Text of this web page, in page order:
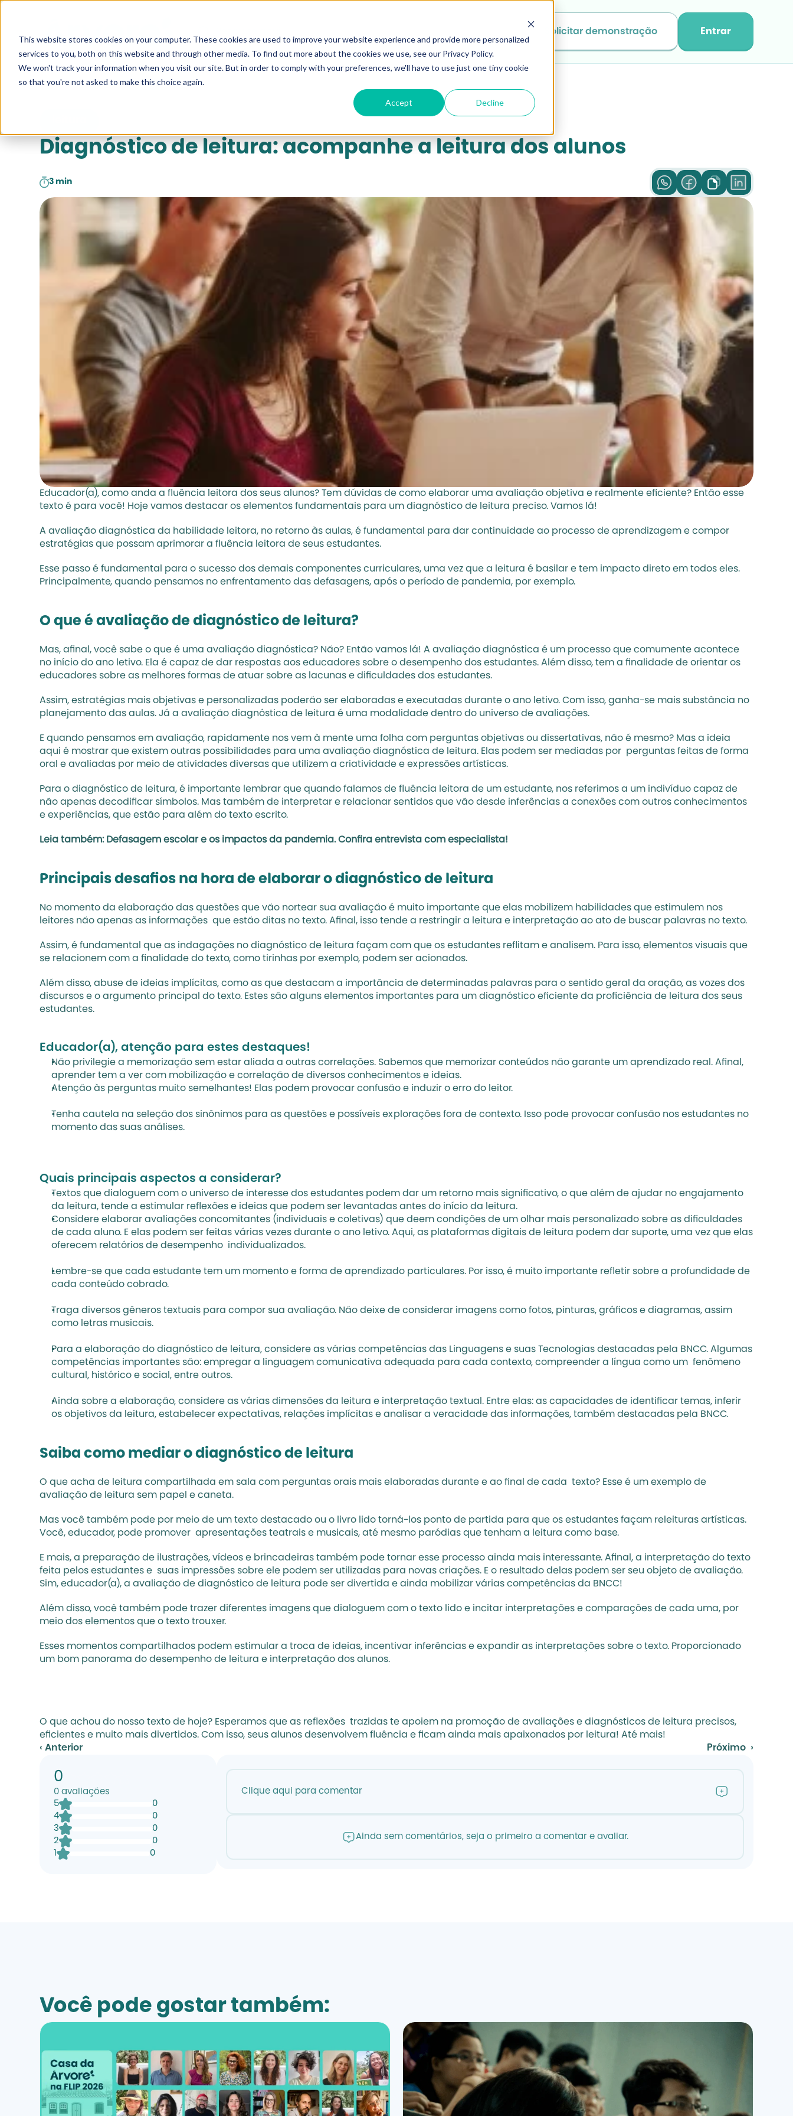
This website stores cookies on your computer. These cookies are used to improve your website experience and provide more personalized
services to you, both on this website and through other media. To find out more about the cookies we use, see our Privacy Policy.
We won't track your information when you visit our site. But in order to comply with your preferences, we'll have to use just one tiny cookie
so that you're not asked to make this choice again.
Accept Decline
Solicitar demonstração Entrar
Diagnóstico de leitura: acompanhe a leitura dos alunos
3 min
Educador(a), como anda a fluência leitora dos seus alunos? Tem dúvidas de como elaborar uma avaliação objetiva e realmente eficiente? Então esse
texto é para você! Hoje vamos destacar os elementos fundamentais para um diagnóstico de leitura preciso. Vamos lá!
A avaliação diagnóstica da habilidade leitora, no retorno às aulas, é fundamental para dar continuidade ao processo de aprendizagem e compor
estratégias que possam aprimorar a fluência leitora de seus estudantes.
Esse passo é fundamental para o sucesso dos demais componentes curriculares, uma vez que a leitura é basilar e tem impacto direto em todos eles.
Principalmente, quando pensamos no enfrentamento das defasagens, após o período de pandemia, por exemplo.
O que é avaliação de diagnóstico de leitura?
Mas, afinal, você sabe o que é uma avaliação diagnóstica? Não? Então vamos lá! A avaliação diagnóstica é um processo que comumente acontece
no início do ano letivo. Ela é capaz de dar respostas aos educadores sobre o desempenho dos estudantes. Além disso, tem a finalidade de orientar os
educadores sobre as melhores formas de atuar sobre as lacunas e dificuldades dos estudantes.
Assim, estratégias mais objetivas e personalizadas poderão ser elaboradas e executadas durante o ano letivo. Com isso, ganha-se mais substância no
planejamento das aulas. Já a avaliação diagnóstica de leitura é uma modalidade dentro do universo de avaliações.
E quando pensamos em avaliação, rapidamente nos vem à mente uma folha com perguntas objetivas ou dissertativas, não é mesmo? Mas a ideia
aqui é mostrar que existem outras possibilidades para uma avaliação diagnóstica de leitura. Elas podem ser mediadas por  perguntas feitas de forma
oral e avaliadas por meio de atividades diversas que utilizem a criatividade e expressões artísticas.
Para o diagnóstico de leitura, é importante lembrar que quando falamos de fluência leitora de um estudante, nos referimos a um indivíduo capaz de
não apenas decodificar símbolos. Mas também de interpretar e relacionar sentidos que vão desde inferências a conexões com outros conhecimentos
e experiências, que estão para além do texto escrito.
Leia também: Defasagem escolar e os impactos da pandemia. Confira entrevista com especialista!
Principais desafios na hora de elaborar o diagnóstico de leitura
No momento da elaboração das questões que vão nortear sua avaliação é muito importante que elas mobilizem habilidades que estimulem nos
leitores não apenas as informações  que estão ditas no texto. Afinal, isso tende a restringir a leitura e interpretação ao ato de buscar palavras no texto.
Assim, é fundamental que as indagações no diagnóstico de leitura façam com que os estudantes reflitam e analisem. Para isso, elementos visuais que
se relacionem com a finalidade do texto, como tirinhas por exemplo, podem ser acionados.
Além disso, abuse de ideias implícitas, como as que destacam a importância de determinadas palavras para o sentido geral da oração, as vozes dos
discursos e o argumento principal do texto. Estes são alguns elementos importantes para um diagnóstico eficiente da proficiência de leitura dos seus
estudantes.
Educador(a), atenção para estes destaques!
Não privilegie a memorização sem estar aliada a outras correlações. Sabemos que memorizar conteúdos não garante um aprendizado real. Afinal,
aprender tem a ver com mobilização e correlação de diversos conhecimentos e ideias.
Atenção às perguntas muito semelhantes! Elas podem provocar confusão e induzir o erro do leitor.
Tenha cautela na seleção dos sinônimos para as questões e possíveis explorações fora de contexto. Isso pode provocar confusão nos estudantes no
momento das suas análises.
Quais principais aspectos a considerar?
Textos que dialoguem com o universo de interesse dos estudantes podem dar um retorno mais significativo, o que além de ajudar no engajamento
da leitura, tende a estimular reflexões e ideias que podem ser levantadas antes do início da leitura.
Considere elaborar avaliações concomitantes (individuais e coletivas) que deem condições de um olhar mais personalizado sobre as dificuldades
de cada aluno. E elas podem ser feitas várias vezes durante o ano letivo. Aqui, as plataformas digitais de leitura podem dar suporte, uma vez que elas
oferecem relatórios de desempenho  individualizados.
Lembre-se que cada estudante tem um momento e forma de aprendizado particulares. Por isso, é muito importante refletir sobre a profundidade de
cada conteúdo cobrado.
Traga diversos gêneros textuais para compor sua avaliação. Não deixe de considerar imagens como fotos, pinturas, gráficos e diagramas, assim
como letras musicais.
Para a elaboração do diagnóstico de leitura, considere as várias competências das Linguagens e suas Tecnologias destacadas pela BNCC. Algumas
competências importantes são: empregar a linguagem comunicativa adequada para cada contexto, compreender a língua como um  fenômeno
cultural, histórico e social, entre outros.
Ainda sobre a elaboração, considere as várias dimensões da leitura e interpretação textual. Entre elas: as capacidades de identificar temas, inferir
os objetivos da leitura, estabelecer expectativas, relações implícitas e analisar a veracidade das informações, também destacadas pela BNCC.
Saiba como mediar o diagnóstico de leitura
O que acha de leitura compartilhada em sala com perguntas orais mais elaboradas durante e ao final de cada  texto? Esse é um exemplo de
avaliação de leitura sem papel e caneta.
Mas você também pode por meio de um texto destacado ou o livro lido torná-los ponto de partida para que os estudantes façam releituras artísticas.
Você, educador, pode promover  apresentações teatrais e musicais, até mesmo paródias que tenham a leitura como base.
E mais, a preparação de ilustrações, vídeos e brincadeiras também pode tornar esse processo ainda mais interessante. Afinal, a interpretação do texto
feita pelos estudantes e  suas impressões sobre ele podem ser utilizadas para novas criações. E o resultado delas podem ser seu objeto de avaliação.
Sim, educador(a), a avaliação de diagnóstico de leitura pode ser divertida e ainda mobilizar várias competências da BNCC!
Além disso, você também pode trazer diferentes imagens que dialoguem com o texto lido e incitar interpretações e comparações de cada uma, por
meio dos elementos que o texto trouxer.
Esses momentos compartilhados podem estimular a troca de ideias, incentivar inferências e expandir as interpretações sobre o texto. Proporcionado
um bom panorama do desempenho de leitura e interpretação dos alunos.
O que achou do nosso texto de hoje? Esperamos que as reflexões  trazidas te apoiem na promoção de avaliações e diagnósticos de leitura precisos,
eficientes e muito mais divertidos. Com isso, seus alunos desenvolvem fluência e ficam ainda mais apaixonados por leitura! Até mais!
‹ Anterior
Próximo  ›
0
0 avaliações
5
0
4
0
3
0
2
0
1
0
Clique aqui para comentar
Ainda sem comentários, seja o primeiro a comentar e avaliar.
Você pode gostar também: